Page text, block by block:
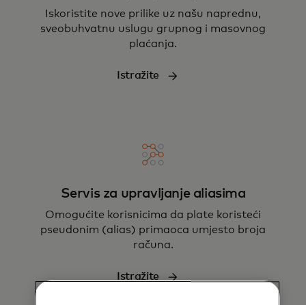
Iskoristite nove prilike uz našu naprednu,
sveobuhvatnu uslugu grupnog i masovnog
plaćanja.
Istražite
Servis za upravljanje aliasima
Omogućite korisnicima da plate koristeći
pseudonim (alias) primaoca umjesto broja
računa.
Istražite